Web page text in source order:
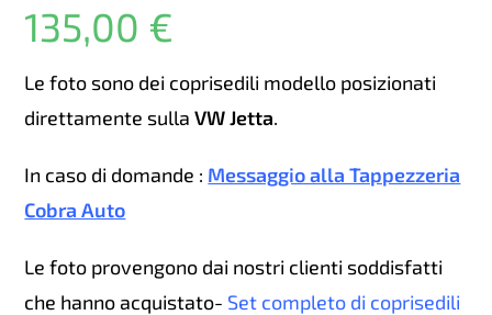
135,00 €
Le foto sono dei coprisedili modello posizionati
direttamente sullaVW Jetta.
In caso di domande : Messaggio alla Tappezzeria
Cobra Auto
Le foto provengono dai nostri clienti soddisfatti
che hanno acquistato- Set completo di coprisedili